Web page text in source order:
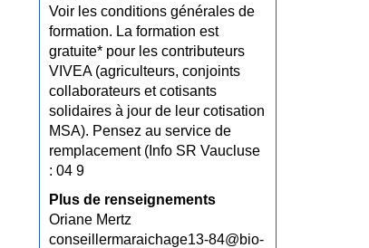
Voir les conditions générales de
formation. La formation est
gratuite* pour les contributeurs
VIVEA (agriculteurs, conjoints
collaborateurs et cotisants
solidaires à jour de leur cotisation
MSA). Pensez au service de
remplacement (Info SR Vaucluse
: 04 9
Plus de renseignements
Oriane Mertz
conseillermaraichage13-84@bio-